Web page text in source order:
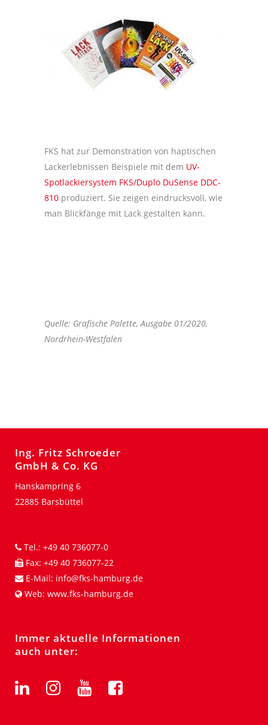
FKS hat zur Demonstration von haptischen
Lackerlebnissen Beispiele mit dem UV-
Spotlackiersystem FKS/Duplo DuSense DDC-
810 produziert. Sie zeigen eindrucksvoll, wie
man Blickfänge mit Lack gestalten kann.
Quelle: Grafische Palette, Ausgabe 01/2020,
Nordrhein-Westfalen
Ing. Fritz Schroeder
GmbH & Co. KG
Hanskampring 6
22885 Barsbüttel
Tel.: +49 40 736077-0
Fax: +49 40 736077-22
E-Mail: info@fks-hamburg.de
Web: www.fks-hamburg.de
Immer aktuelle Informationen
auch unter: